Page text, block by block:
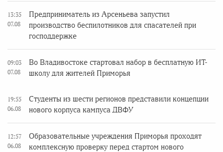
13:35
07.08
Предприниматель из Арсеньева запустил
производство беспилотников для спасателей при
господдержке
09:03
07.08
Во Владивостоке стартовал набор в бесплатную ИТ-
школу для жителей Приморья
19:55
06.08
Студенты из шести регионов представили концепции
нового корпуса кампуса ДВФУ
12:57
06.08
Образовательные учреждения Приморья проходят
комплексную проверку перед стартом нового